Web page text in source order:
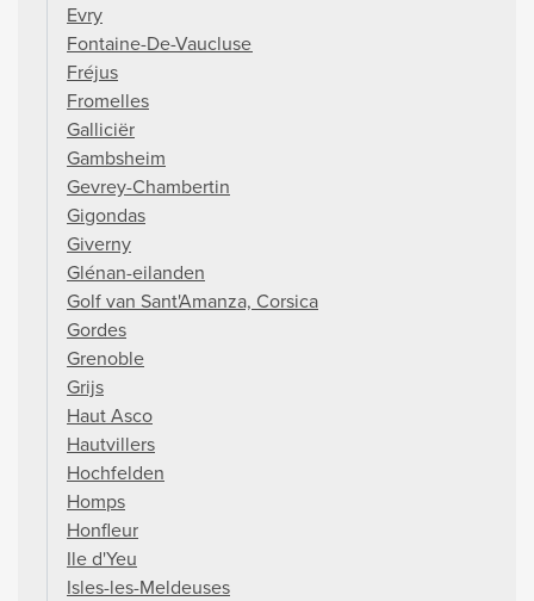
Evry
Fontaine-De-Vaucluse
Fréjus
Fromelles
Galliciër
Gambsheim
Gevrey-Chambertin
Gigondas
Giverny
Glénan-eilanden
Golf van Sant'Amanza, Corsica
Gordes
Grenoble
Grijs
Haut Asco
Hautvillers
Hochfelden
Homps
Honfleur
Ile d'Yeu
Isles-les-Meldeuses